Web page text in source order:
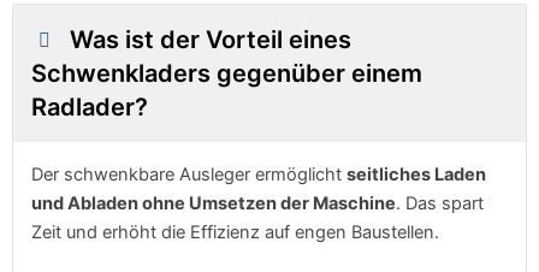
Was ist der Vorteil eines
Schwenkladers gegenüber einem
Radlader?
Der schwenkbare Ausleger ermöglicht seitliches Laden
und Abladen ohne Umsetzen der Maschine. Das spart
Zeit und erhöht die Effizienz auf engen Baustellen.